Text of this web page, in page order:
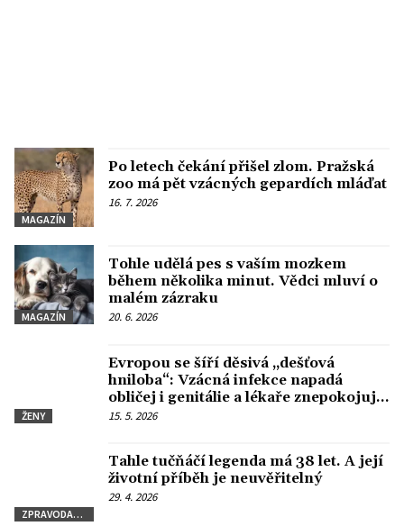
MAGAZÍN
Po letech čekání přišel zlom. Pražská
zoo má pět vzácných gepardích mláďat
16. 7. 2026
MAGAZÍN
Tohle udělá pes s vaším mozkem
během několika minut. Vědci mluví o
malém zázraku
20. 6. 2026
ŽENY
Evropou se šíří děsivá „dešťová
hniloba“: Vzácná infekce napadá
obličej i genitálie a lékaře znepokojuje
nový způsob přenosu
15. 5. 2026
ZPRAVODAJSTVÍ
Tahle tučňáčí legenda má 38 let. A její
životní příběh je neuvěřitelný
29. 4. 2026